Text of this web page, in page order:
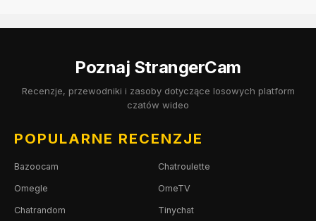
Poznaj StrangerCam
Recenzje, przewodniki i zasoby dotyczące losowych platform
czatów wideo
POPULARNE RECENZJE
Bazoocam Chatroulette
Omegle OmeTV
Chatrandom Tinychat